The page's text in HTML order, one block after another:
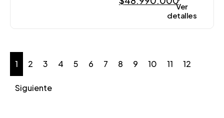
Ver
detalles
1 2 3 4 5 6 7 8 9 10 11 12
Siguiente